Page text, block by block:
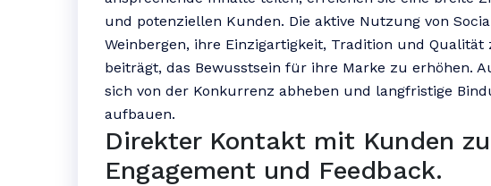
und potenziellen Kunden. Die aktive Nutzung von
Weinbergen, ihre Einzigartigkeit, Tradition und Qualität
beiträgt, das Bewusstsein für ihre Marke zu erhöhen.
sich von der Konkurrenz abheben und langfristige
aufbauen.
Direkter Kontakt mit Kunden
Engagement und Feedback.